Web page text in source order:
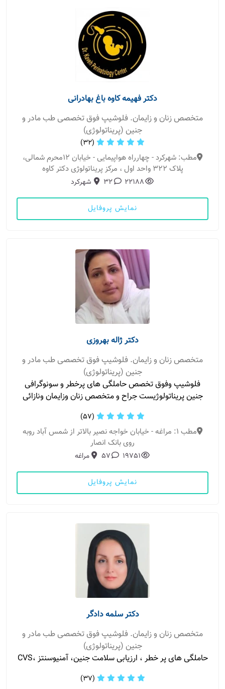
دکتر فهیمه کاوه باغ بهادرانی
متخصص زنان و زایمان. فلوشیپ فوق تخصصی طب مادر و
جنین (پریناتولوژی)
(32)
مطب: شهرکرد - چهارراه هواپیمایی - خیابان ۱۲محرم شمالی،
پلاک ۳۲۲ واحد اول ، مرکز پریناتولوژی دکتر کاوه
22188
32 شهرکرد
نمایش پروفایل
دکتر ژاله بهروزی
متخصص زنان و زایمان. فلوشیپ فوق تخصصی طب مادر و
جنین (پریناتولوژی)
فلوشیپ وفوق تخصص حاملگی های پرخطر و سونوگرافی
جنین پریناتولوژیست جراح و متخصص زنان وزایمان ونازائی
(57)
مطب 1: مراغه - خیابان خواجه نصیر بالاتر از شمس آباد روبه
روی بانک انصار
19751
57 مراغه
نمایش پروفایل
دکتر سلمه دادگر
متخصص زنان و زایمان. فلوشیپ فوق تخصصی طب مادر و
جنین (پریناتولوژی)
حاملگی های پر خطر ، ارزیابی سلامت جنین، آمنیوسنتز ،CVS
(37)